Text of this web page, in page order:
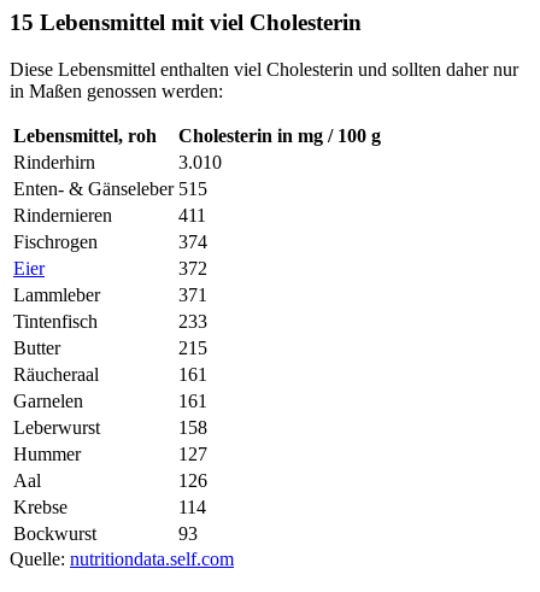
15 Lebensmittel mit viel Cholesterin
Diese Lebensmittel enthalten viel Cholesterin und sollten daher nur
in Maßen genossen werden:
Lebensmittel, roh
Cholesterin in mg / 100 g
Rinderhirn
3.010
Enten- & Gänseleber 515
Rindernieren
411
Fischrogen
374
Eier
372
Lammleber
371
Tintenfisch
233
Butter
215
Räucheraal
161
Garnelen
161
Leberwurst
158
Hummer
127
Aal
126
Krebse
114
Bockwurst
93
Quelle: nutritiondata.self.com